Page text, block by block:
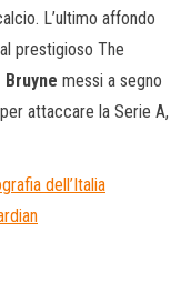
L’ultimo affondo
prestigioso The
Bruyne messi a segno
attaccare la Serie A,
dell’Italia